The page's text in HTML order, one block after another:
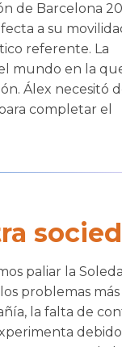
de Barcelona
a su
referente. La
mundo en la
Álex necesitó
completar el
paliar la
problemas más
la falta de
debido